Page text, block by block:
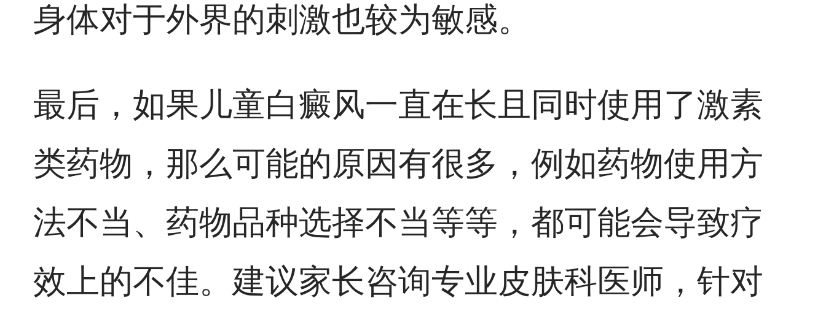
身体对于外界的刺激也较为敏感。
最后，如果儿童白癜风一直在长且同时使用了激素
类药物，那么可能的原因有很多，例如药物使用方
法不当、药物品种选择不当等等，都可能会导致疗
效上的不佳。建议家长咨询专业皮肤科医师，针对